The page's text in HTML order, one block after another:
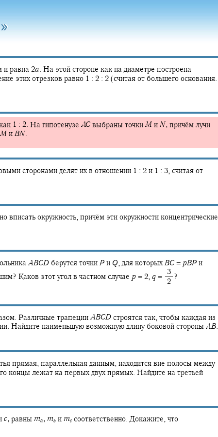
и равна 2a. На этой стороне как на диаметре построена
этих отрезков равно 1 : 2 : 2 (считая от большего основания.
1 : 2. На гипотенузе AC выбраны точки M и N, причём лучи
M и BN.
сторонами делят их в отношении 1 : 2 и 1 : 3, считая от
окружность, причём эти окружности концентрические.
ABCD берутся точки P и Q,для которых BC = pBP и
Каков этот угол в частном случае p = 2, q = ‍
‍ 3
‍ 2
?
Различные трапеции ABCD строятся так, чтобы каждая из
Найдите наименьшую возможную длину боковой стороны AB.
прямая, параллельная данным, находится вне полосы между
концы лежат на первых двух прямых. Найдите на третьей
c, равны ma , mb и mc соответственно. Докажите, что